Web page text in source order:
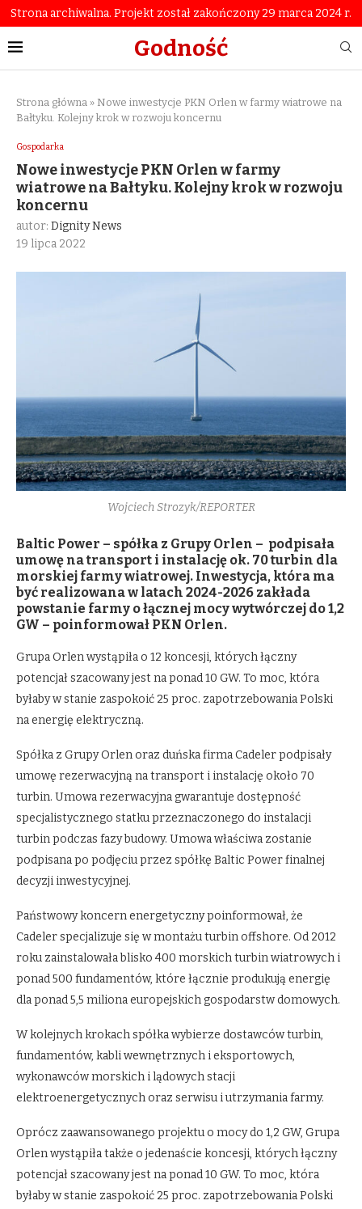
Strona archiwalna. Projekt został zakończony 29 marca 2024 r.
Godność
Strona główna » Nowe inwestycje PKN Orlen w farmy wiatrowe na
Bałtyku. Kolejny krok w rozwoju koncernu
Gospodarka
Nowe inwestycje PKN Orlen w farmy
wiatrowe na Bałtyku. Kolejny krok w rozwoju
koncernu
autor: Dignity News
19 lipca 2022
Wojciech Strozyk/REPORTER
Baltic Power – spółka z Grupy Orlen – podpisała
umowę na transport i instalację ok. 70 turbin dla
morskiej farmy wiatrowej. Inwestycja, która ma
być realizowana w latach 2024-2026 zakłada
powstanie farmy o łącznej mocy wytwórczej do 1,2
GW – poinformował PKN Orlen.
Grupa Orlen wystąpiła o 12 koncesji, których łączny
potencjał szacowany jest na ponad 10 GW. To moc, która
byłaby w stanie zaspokoić 25 proc. zapotrzebowania Polski
na energię elektryczną.
Spółka z Grupy Orlen oraz duńska firma Cadeler podpisały
umowę rezerwacyjną na transport i instalację około 70
turbin. Umowa rezerwacyjna gwarantuje dostępność
specjalistycznego statku przeznaczonego do instalacji
turbin podczas fazy budowy. Umowa właściwa zostanie
podpisana po podjęciu przez spółkę Baltic Power finalnej
decyzji inwestycyjnej.
Państwowy koncern energetyczny poinformował, że
Cadeler specjalizuje się w montażu turbin offshore. Od 2012
roku zainstalowała blisko 400 morskich turbin wiatrowych i
ponad 500 fundamentów, które łącznie produkują energię
dla ponad 5,5 miliona europejskich gospodarstw domowych.
W kolejnych krokach spółka wybierze dostawców turbin,
fundamentów, kabli wewnętrznych i eksportowych,
wykonawców morskich i lądowych stacji
elektroenergetycznych oraz serwisu i utrzymania farmy.
Oprócz zaawansowanego projektu o mocy do 1,2 GW, Grupa
Orlen wystąpiła także o jedenaście koncesji, których łączny
potencjał szacowany jest na ponad 10 GW. To moc, która
byłaby w stanie zaspokoić 25 proc. zapotrzebowania Polski